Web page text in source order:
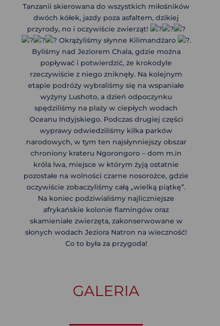
Tanzanii skierowana do wszystkich miłośników
dwóch kółek, jazdy poza asfaltem, dzikiej
przyrody, no i oczywiście zwierząt!
Okrążyliśmy słynne Kilimandżaro
.
Byliśmy nad Jeziorem Chala, gdzie można
popływać i potwierdzić, że krokodyle
rzeczywiście z niego zniknęły. Na kolejnym
etapie podróży wybraliśmy się na wspaniałe
wyżyny Lushoto, a dzień odpoczynku
spędziliśmy na plaży w ciepłych wodach
Oceanu Indyjskiego. Podczas drugiej części
wyprawy odwiedziliśmy kilka parków
narodowych, w tym ten najsłynniejszy obszar
chroniony krateru Ngorongoro – dom m.in
króla lwa, miejsce w którym żyją ostatnie
pozostałe na wolności czarne nosorożce, gdzie
oczywiście zobaczyliśmy całą „wielką piątkę”.
Na koniec podziwialiśmy najliczniejsze
afrykańskie kolonie flamingów oraz
skamieniałe zwierzęta, zakonserwowane w
słonych wodach Jeziora Natron na wieczność!
Co to była za przygoda!
GALERIA